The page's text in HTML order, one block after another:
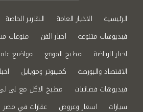
الرئيسية الاخبار العامة التقارير الخاصة
فيديوهات متنوعة
اخبار الفن
منوعات
اخبار الرياضة
مطبخ الموقع
مواضيع
الاقتصاد والبورصة
كمبيوتر وموبايل
فيديوهات فضائيات
مطبخ الاكل مع لى
سيارات
اسعار وعروض عقارات في مصر